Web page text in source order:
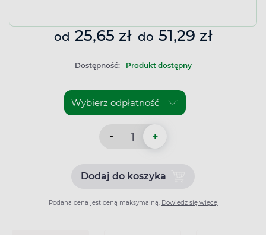
od 25,65 zł do 51,29 zł
Dostępność: Produkt dostępny
- +
Dodaj do koszykaDodaj do koszyka Zamur
Podana cena jest ceną maksymalną. Dowiedz się więcej